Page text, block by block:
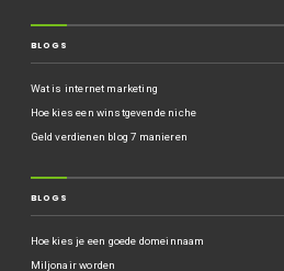
BLOGS
Wat is internet marketing
Hoe kies een winstgevende niche
Geld verdienen blog 7 manieren
BLOGS
Hoe kies je een goede domeinnaam
Miljonair worden